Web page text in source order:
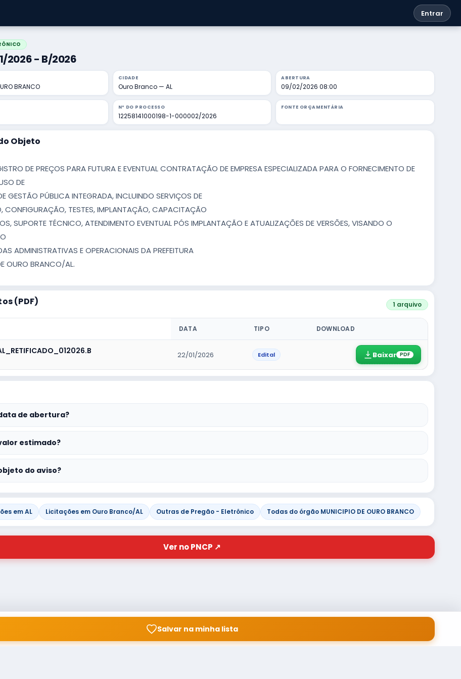
Entrar
2026 - B/2026
BRANCO
CIDADE
Ouro Branco — AL
ABERTURA
09/02/2026 08:00
Nº DO PROCESSO
12258141000198-1-000002/2026
FONTE ORÇAMENTÁRIA
Objeto
DE PREÇOS PARA FUTURA E EVENTUAL CONTRATAÇÃO DE EMPRESA ESPECIALIZADA PARA O FORNECIMENTO DE
DE
GESTÃO PÚBLICA INTEGRADA, INCLUINDO SERVIÇOS DE
CONFIGURAÇÃO, TESTES, IMPLANTAÇÃO, CAPACITAÇÃO
SUPORTE TÉCNICO, ATENDIMENTO EVENTUAL PÓS IMPLANTAÇÃO E ATUALIZAÇÕES DE VERSÕES, VISANDO O
ADMINISTRATIVAS E OPERACIONAIS DA PREFEITURA
OURO BRANCO/AL.
(PDF) 1 arquivo
DATA TIPO DOWNLOAD
22/01/2026 Edital Baixar PDF
de abertura?
estimado?
do aviso?
em AL Licitações em Ouro Branco/AL Outras de Pregão - Eletrônico Todas do órgão MUNICIPIO DE OURO BRANCO
Ver no PNCP ↗
Salvar na minha lista